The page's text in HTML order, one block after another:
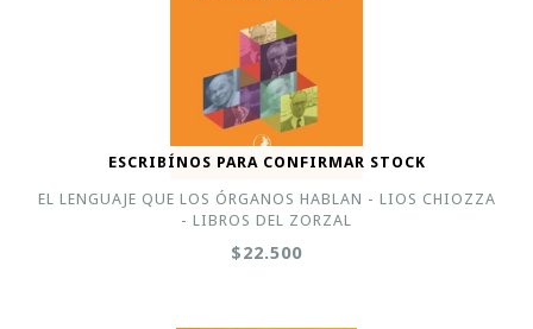
ESCRIBÍNOS PARA CONFIRMAR STOCK
EL LENGUAJE QUE LOS ÓRGANOS HABLAN - LIOS CHIOZZA
- LIBROS DEL ZORZAL
$22.500